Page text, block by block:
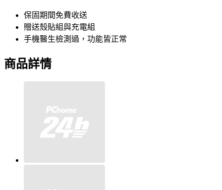
保固期間免費收送
贈送殼貼組與充電組
手機醫生檢測過，功能皆正常
商品詳情